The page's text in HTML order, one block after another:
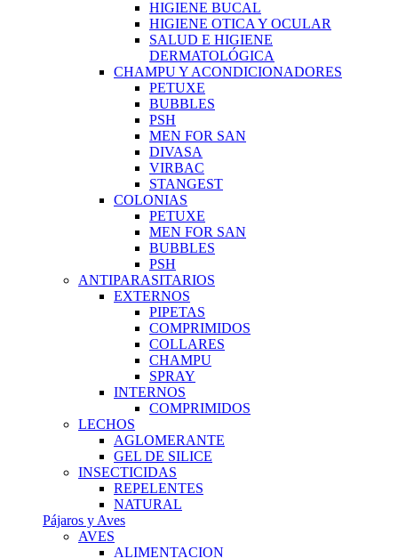
HIGIENE BUCAL
HIGIENE OTICA Y OCULAR
SALUD E HIGIENE
DERMATOLÓGICA
CHAMPU Y ACONDICIONADORES
PETUXE
BUBBLES
PSH
MEN FOR SAN
DIVASA
VIRBAC
STANGEST
COLONIAS
PETUXE
MEN FOR SAN
BUBBLES
PSH
ANTIPARASITARIOS
EXTERNOS
PIPETAS
COMPRIMIDOS
COLLARES
CHAMPU
SPRAY
INTERNOS
COMPRIMIDOS
LECHOS
AGLOMERANTE
GEL DE SILICE
INSECTICIDAS
REPELENTES
NATURAL
Pájaros y Aves
AVES
ALIMENTACION